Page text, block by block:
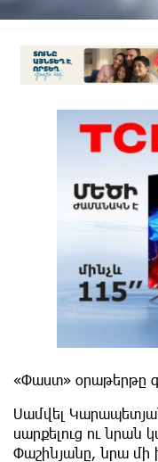
«Փաստ» օրաթերթը
Սամվել
սարքելուց ու նրան
Փաշինյանը, նրա մի